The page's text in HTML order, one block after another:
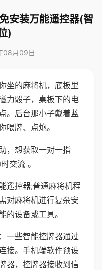
安装万能遥控器(智
)
08月09日
坐的麻将机，底板里
力骰子，桌板下的电
。后台那小子戴着蓝
喂牌、点炮。
，想获取一对一指
交流 。
遥控器;普通麻将机程
对麻将机进行复杂安
的设备或工具。
一些智能控牌器通过
接。手机端软件预设
器，控牌器接收到信